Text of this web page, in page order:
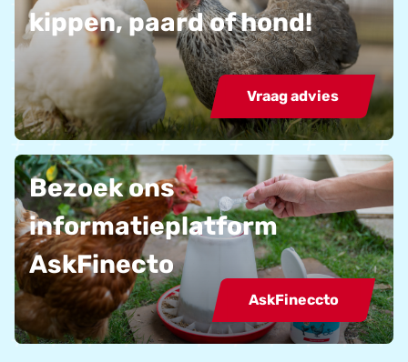
kippen, paard of hond!
Vraag advies
Bezoek ons
informatieplatform
AskFinecto
AskFineccto